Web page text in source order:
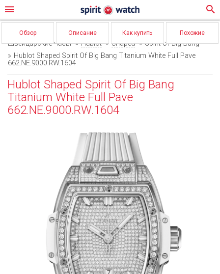
menu search
Обзор Описание Как купить Похожие
Швейцарские часы Hublot Shaped
Spirit of Big Bang
Hublot Shaped Spirit Of Big Bang Titanium White Full Pave
662.NE.9000.RW.1604
Hublot Shaped Spirit Of Big Bang
Titanium White Full Pave
662.NE.9000.RW.1604